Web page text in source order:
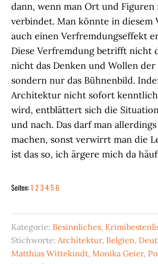
dann, wenn man Ort und
verbindet. Man könnte in diesem
auch einen Verfremdungseffekt
Diese Verfremdung betrifft nicht
nicht das Denken und Wollen der
sondern nur das Bühnenbild.
Architektur nicht sofort
wird, entblättert sich die
und nach. Das darf man
machen, sonst verwirrt man die
ist das so, ich ärgere mich da
Seiten:Seite
1 Seite
2Seite
3Seite
4Seite
5Seite
6
Kategorie: Besinnliches,
Stichworte:Architektur, Belgien,
Matthias Wittekindt,Monika Geier,